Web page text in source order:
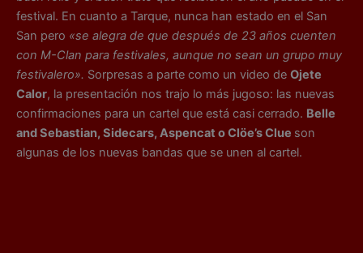
festival. En cuanto a Tarque, nunca han estado en el San
San pero «se alegra de que después de 23 años cuenten
con M-Clan para festivales, aunque no sean un grupo muy
festivalero». Sorpresas a parte como un video de Ojete
Calor, la presentación nos trajo lo más jugoso: las nuevas
confirmaciones para un cartel que está casi cerrado. Belle
and Sebastian, Sidecars, Aspencat o Clöe’s Clue son
algunas de los nuevas bandas que se unen al cartel.